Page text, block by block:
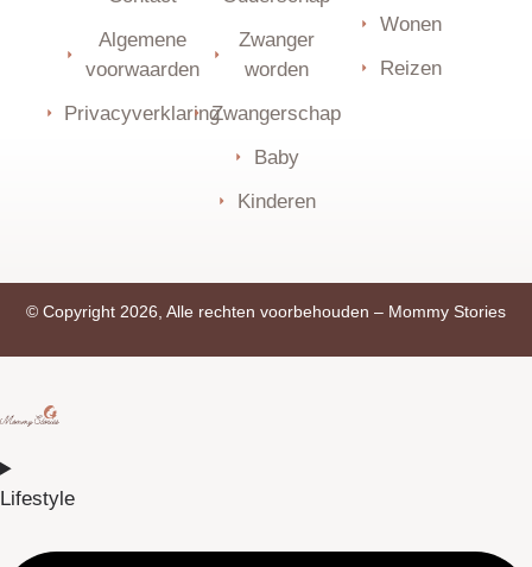
Algemene
voorwaarden
Privacyverklaring
Zwanger
worden
Zwangerschap
Baby
Kinderen
Wonen
Reizen
© Copyright 2026, Alle rechten voorbehouden – Mommy Stories
Lifestyle